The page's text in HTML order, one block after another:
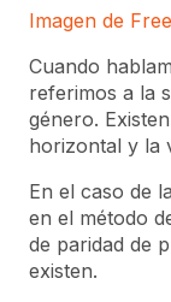
Imagen de
Cuando
referimos a la
género.
horizontal y la
En el caso de
en el método
de paridad de
existen.